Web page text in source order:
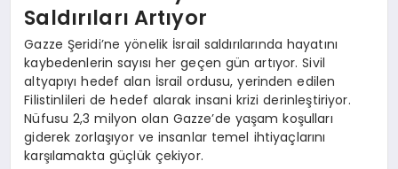
Saldırıları Artıyor
Gazze Şeridi’ne yönelik İsrail saldırılarında hayatını
kaybedenlerin sayısı her geçen gün artıyor. Sivil
altyapıyı hedef alan İsrail ordusu, yerinden edilen
Filistinlileri de hedef alarak insani krizi derinleştiriyor.
Nüfusu 2,3 milyon olan Gazze’de yaşam koşulları
giderek zorlaşıyor ve insanlar temel ihtiyaçlarını
karşılamakta güçlük çekiyor.